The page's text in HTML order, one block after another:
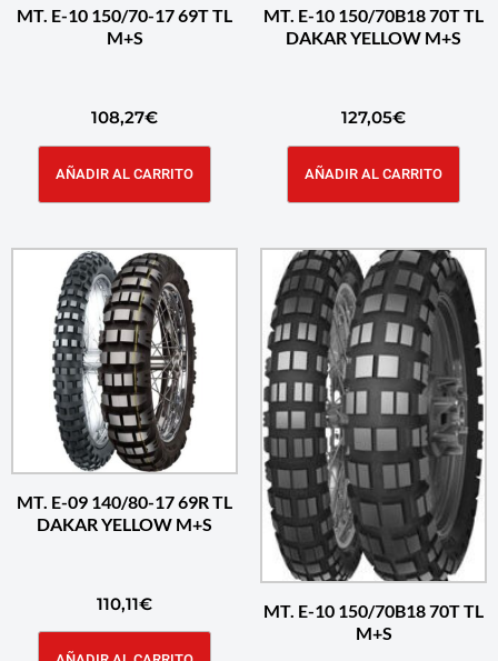
MT. E-10 150/70-17 69T TL
M+S
108,27€
AÑADIR AL CARRITO
MT. E-10 150/70B18 70T TL
DAKAR YELLOW M+S
127,05€
AÑADIR AL CARRITO
MT. E-09 140/80-17 69R TL
DAKAR YELLOW M+S
110,11€
MT. E-10 150/70B18 70T TL
M+S